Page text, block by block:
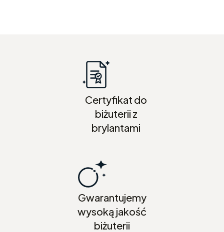
Certyfikat do
biżuterii z
brylantami
Gwarantujemy
wysoką jakość
biżuterii